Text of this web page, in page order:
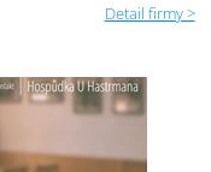
Detail firmy >